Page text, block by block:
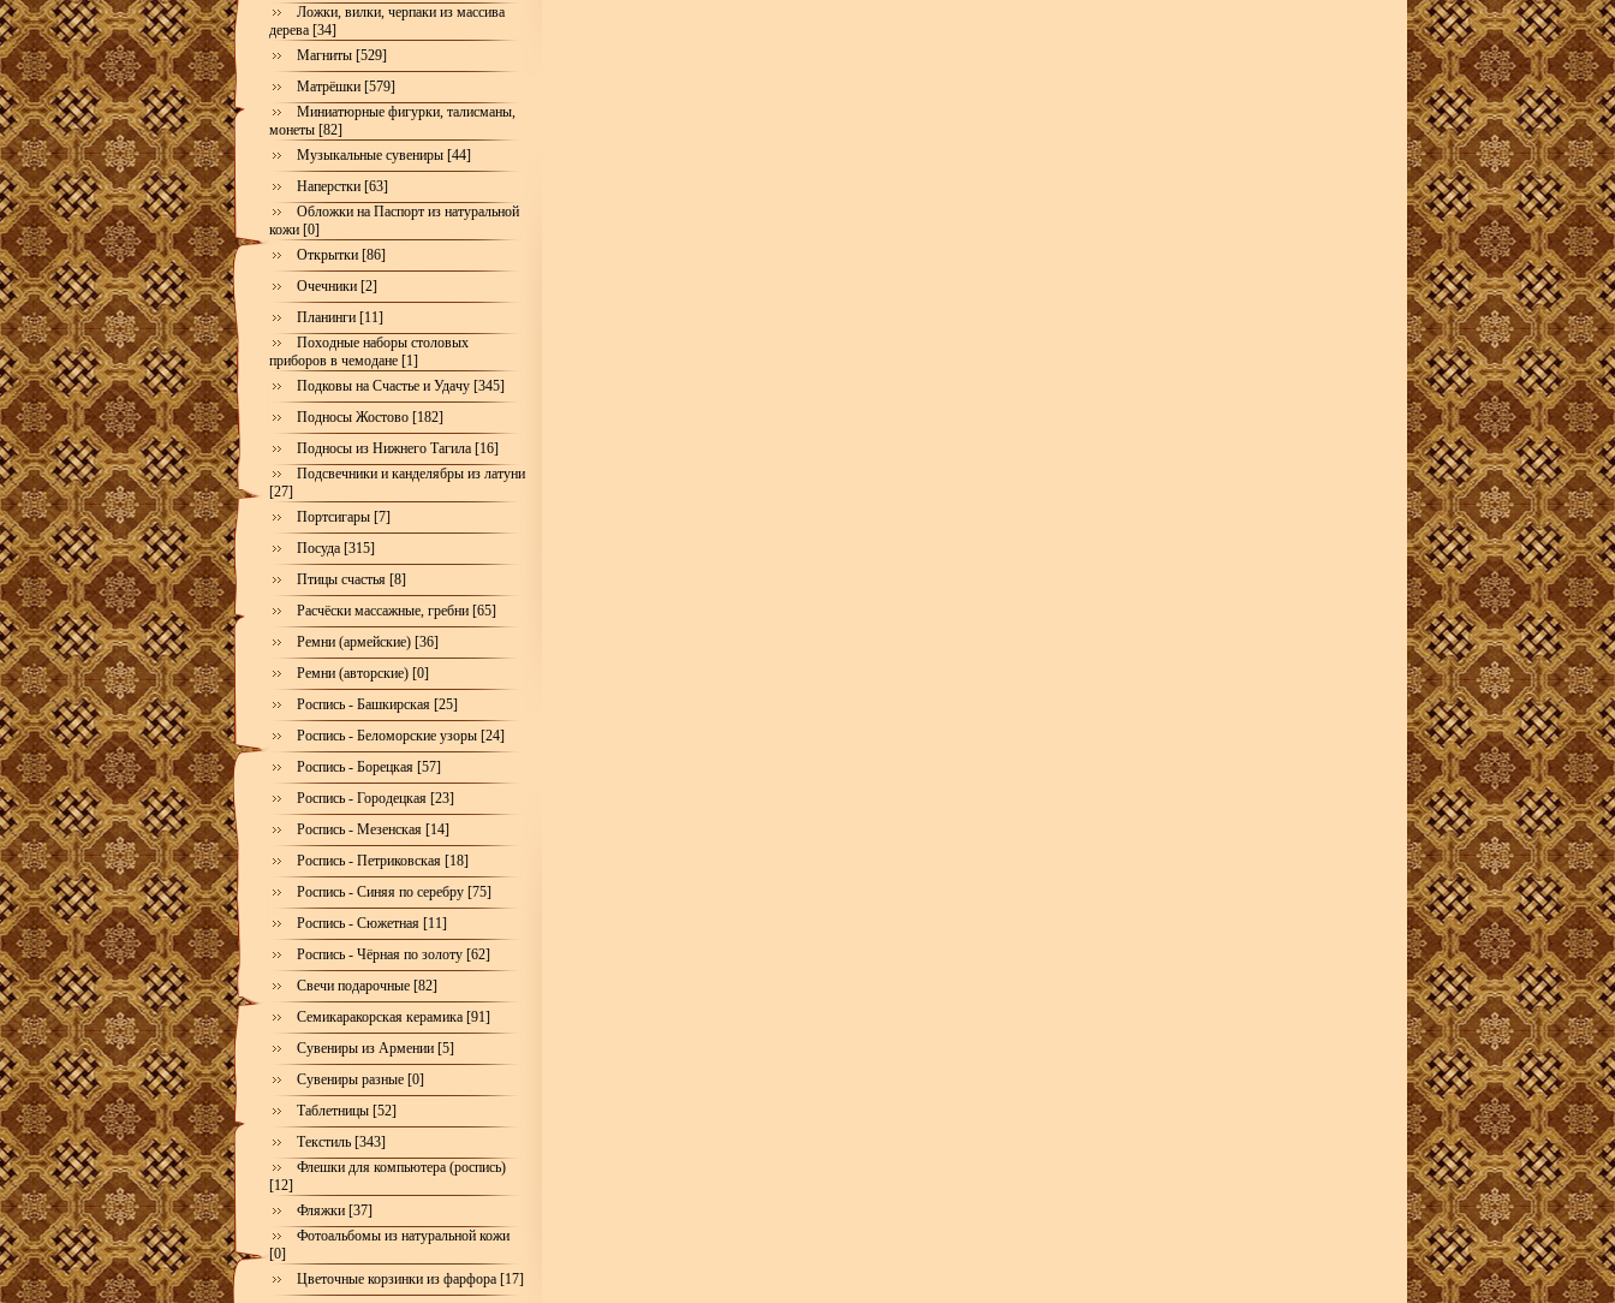
Ложки, вилки, черпаки из массива
дерева [34]
Магниты [529]
Матрёшки [579]
Миниатюрные фигурки, талисманы,
монеты [82]
Музыкальные сувениры [44]
Наперстки [63]
Обложки на Паспорт из натуральной
кожи [0]
Открытки [86]
Очечники [2]
Планинги [11]
Походные наборы столовых
приборов в чемодане [1]
Подковы на Счастье и Удачу [345]
Подносы Жостово [182]
Подносы из Нижнего Тагила [16]
Подсвечники и канделябры из латуни
[27]
Портсигары [7]
Посуда [315]
Птицы счастья [8]
Расчёски массажные, гребни [65]
Ремни (армейские) [36]
Ремни (авторские) [0]
Роспись - Башкирская [25]
Роспись - Беломорские узоры [24]
Роспись - Борецкая [57]
Роспись - Городецкая [23]
Роспись - Мезенская [14]
Роспись - Петриковская [18]
Роспись - Синяя по серебру [75]
Роспись - Сюжетная [11]
Роспись - Чёрная по золоту [62]
Свечи подарочные [82]
Семикаракорская керамика [91]
Сувениры из Армении [5]
Сувениры разные [0]
Таблетницы [52]
Текстиль [343]
Флешки для компьютера (роспись)
[12]
Фляжки [37]
Фотоальбомы из натуральной кожи
[0]
Цветочные корзинки из фарфора [17]